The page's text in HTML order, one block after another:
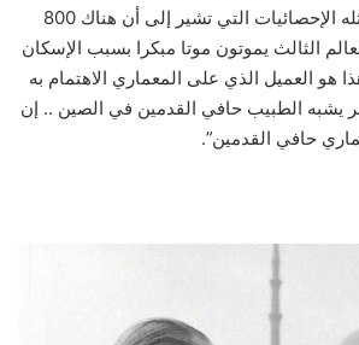
الذي يعنيني هو من تمثله الإحصائيات التي تشير إلى أن هناك 800
الثالث يموتون موتا مبكرا بسبب الإسكان
هو العميل الذي على المعماري الاهتمام به
يشبه الطبيب حافي القدمين في الصين .. إن
حافي القدمين”.